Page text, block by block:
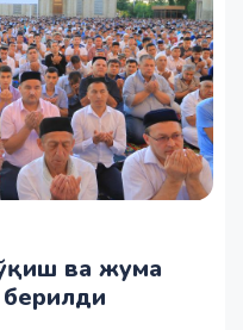
ва жума